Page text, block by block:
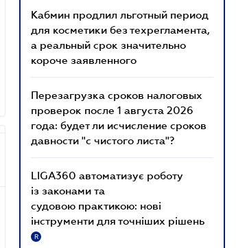
Кабмин продлил льготный период
для косметики без техрегламента,
а реальный срок значительно
короче заявленного
Перезагрузка сроков налоговых
проверок после 1 августа 2026
года: будет ли исчисление сроков
давности "с чистого листа"?
LIGA360 автоматизує роботу
із законами та
судовою практикою: нові
інструменти для точніших рішень
R